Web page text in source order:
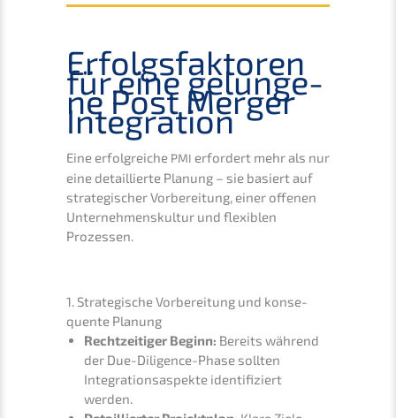
Erfolgs­fak­to­ren
für eine gelun­ge­
ne Post Merger
Integration
Eine erfolg­rei­che PMI erfor­dert mehr als nur
eine detail­lier­te Planung – sie basiert auf
strate­gi­scher Vorbe­rei­tung, einer offenen
Unter­neh­mens­kul­tur und flexi­blen
Prozessen.
1. Strate­gi­sche Vorbe­rei­tung und konse­
quen­te Planung
Recht­zei­ti­ger Beginn: Bereits während
der Due-Diligence-Phase sollten
Integra­ti­ons­aspek­te identi­fi­ziert
werden.